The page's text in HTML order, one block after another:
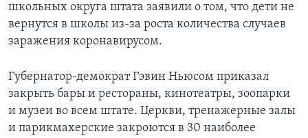
школьных округа штата заявили о том, что дети не
вернутся в школы из-за роста количества случаев
заражения коронавирусом.
Губернатор-демократ Гэвин Ньюсом приказал
закрыть бары и рестораны, кинотеатры, зоопарки
и музеи во всем штате. Церкви, тренажерные залы
и парикмахерские закроются в 30 наиболее